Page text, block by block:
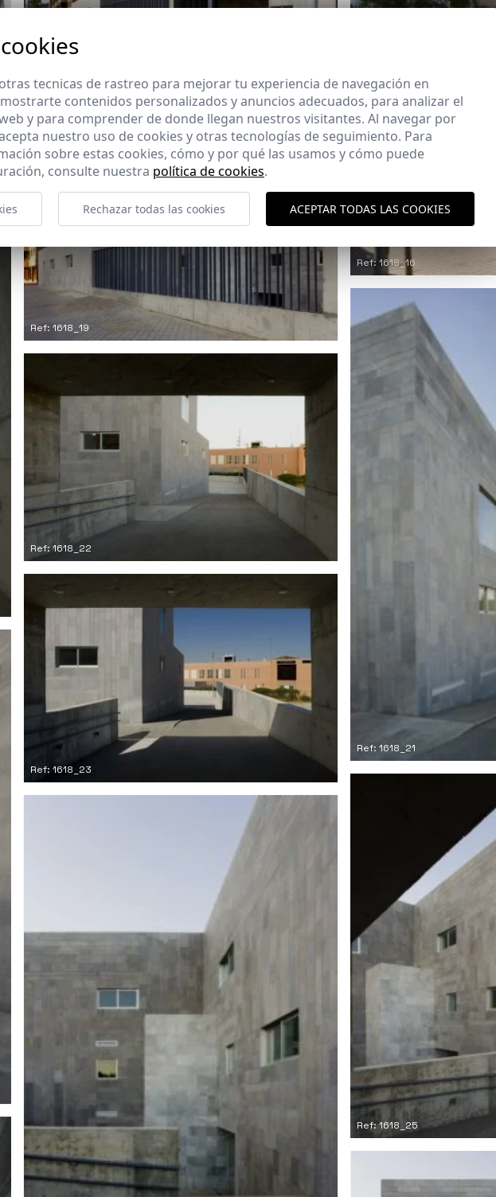
Ref: 1618_16
Ref: 1618_17
Ref: 1618_19
Ref: 1618_21
Ref: 1618_22
Ref: 1618_23
Ref: 1618_25
tecnicas de rastreo para mejorar tu experiencia de navegación en
contenidos personalizados y anuncios adecuados, para analizar el
y para comprender de donde llegan nuestros visitantes. Al navegar por
nuestro uso de cookies y otras tecnologías de seguimiento. Para
sobre estas cookies, cómo y por qué las usamos y cómo puede
consulte nuestra política de cookies.
Rechazar todas las cookies ACEPTAR TODAS LAS COOKIES